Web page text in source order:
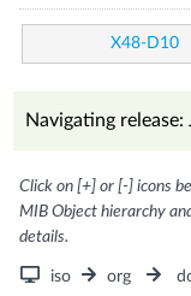
X48-D10
Navigating release:
Click on [+] or [-] icons
MIB Object hierarchy
details.
iso org